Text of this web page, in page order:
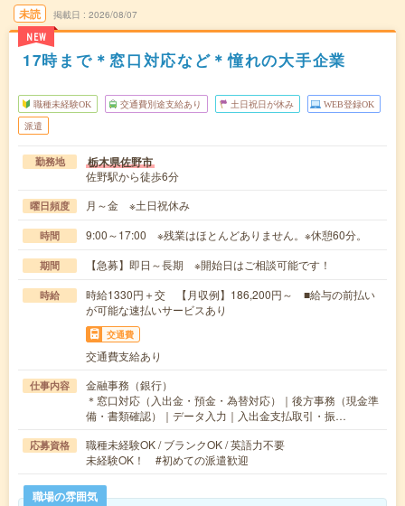
未読
NEW
掲載日 2026/08/07
17時まで＊窓口対応など＊憧れの大手企業
職種未経験OK 交通費別途支給あり 土日祝日が休み WEB登録OK
派遣
勤務地 栃木県佐野市
佐野駅から徒歩6分
曜日頻度 月～金 ※土日祝休み
時間 9:00～17:00 ※残業はほとんどありません。※休憩60分。
期間 【急募】即日～長期 ※開始日はご相談可能です！
時給
時給1330円＋交 【月収例】186,200円～ ■給与の前払い
が可能な速払いサービスあり
交通費
交通費支給あり
仕事内容
金融事務（銀行）
＊窓口対応（入出金・預金・為替対応）｜後方事務（現金準
備・書類確認）｜データ入力｜入出金支払取引・振…
応募資格
職種未経験OK / ブランクOK / 英語力不要
未経験OK！ #初めての派遣歓迎
職場の雰囲気